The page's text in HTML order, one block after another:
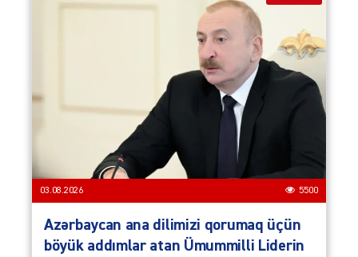
03.08.2026 5500
Azərbaycan ana dilimizi qorumaq üçün
böyük addımlar atan Ümummilli Liderin